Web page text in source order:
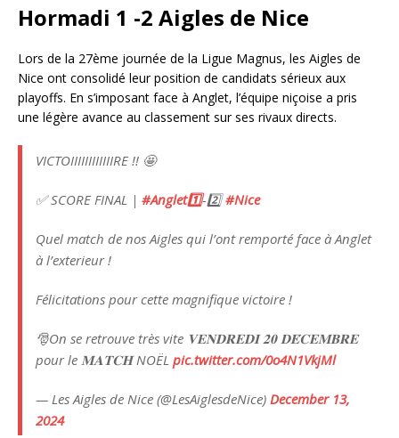
Hormadi 1 -2 Aigles de Nice
Lors de la 27ème journée de la Ligue Magnus, les Aigles de
Nice ont consolidé leur position de candidats sérieux aux
playoffs. En s’imposant face à Anglet, l’équipe niçoise a pris
une légère avance au classement sur ses rivaux directs.
VICTOIIIIIIIIIIIIRE !! 🤩
✅ SCORE FINAL | #Anglet1️⃣-2️⃣#Nice
Quel match de nos Aigles qui l’ont remporté face à Anglet
à l’exterieur !
Félicitations pour cette magnifique victoire !
🎅On se retrouve très vite 𝐕𝐄𝐍𝐃𝐑𝐄𝐃𝐈 𝟐𝟎 𝐃𝐄́𝐂𝐄𝐌𝐁𝐑𝐄
pour le 𝐌𝐀𝐓𝐂𝐇 NOËL pic.twitter.com/0o4N1VkjMl
— Les Aigles de Nice (@LesAiglesdeNice) December 13,
2024